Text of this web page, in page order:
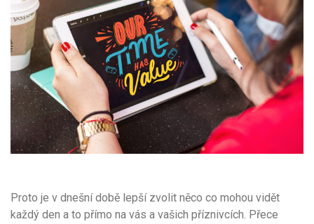
Proto je v dnešní době lepší zvolit něco co mohou vidět
každý den a to přímo na vás a vašich příznivcích. Přece